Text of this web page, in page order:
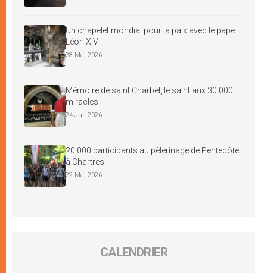
Un chapelet mondial pour la paix avec le pape
Léon XIV
28 Mai 2026
Mémoire de saint Charbel, le saint aux 30 000
miracles
24 Juil 2026
20 000 participants au pèlerinage de Pentecôte
à Chartres
22 Mai 2026
CALENDRIER